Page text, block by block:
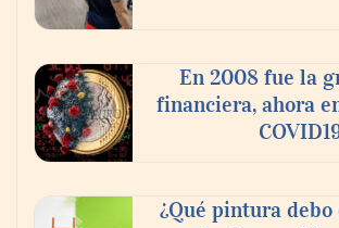
‘El ransomware se puede
Ricardo Palacio Escobar
En 2008 fue la
financiera, ahora
¿Qué pintura